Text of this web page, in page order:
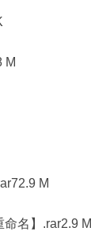
M
M
命名】.rar2.9 M